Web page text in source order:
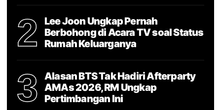
2
Lee Joon Ungkap Pernah
Berbohong di Acara TV soal Status
Rumah Keluarganya
3
Alasan BTS Tak Hadiri Afterparty
AMAs 2026, RM Ungkap
Pertimbangan Ini